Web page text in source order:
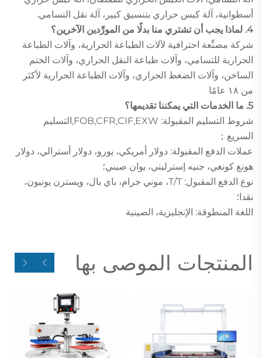
أسطوانية، آلة كبس حراري بتنسيق كبير، آلة نقل التسامي.
4. لماذا يجب أن تشتري منا بدلًا من المورِّدين الآخرين؟
شركة مصنِّعة احترافية لآلات الطباعة الحرارية، وآلات الطباعة
الحرارية للتسامي، وآلات طباعة النقل الحراري، وآلات الختم
الساخن، وآلات الضغط الحراري، وآلات الطباعة الحرارية لأكثر
من ١٨ عامًا
5. ما الخدمات التي يمكننا تقديمها؟
شروط التسليم المقبولة: FOB,CFR,CIF,EXW,التسليم
السريع；
عملات الدفع المقبولة: دولار أمريكي، يورو، دولار أسترالي، دولار
هونغ كونغي، جنيه إسترليني، يوان صيني؛
نوع الدفع المقبول: T/T، موني جرام، باي بال، ويسترن يونيون،
نقدا؛
اللغة المنطوقة: الإنجليزية، الصينية
المنتجات الموصى بها